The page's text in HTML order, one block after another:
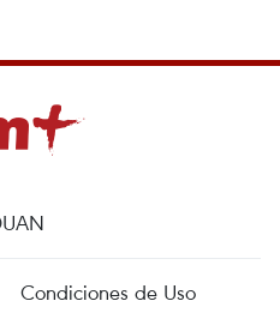
Condiciones de Uso